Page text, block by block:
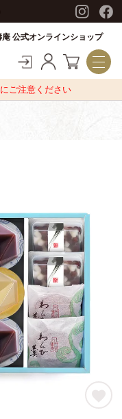
庵 公式オンラインショップ
ご注意ください